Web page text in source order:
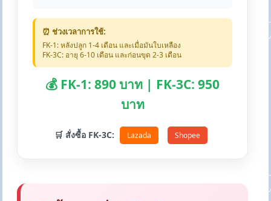
⏰ ช่วงเวลาการใช้:
FK-1: หลังปลูก 1-4 เดือน และเมื่อมันใบเหลือง
FK-3C: อายุ 6-10 เดือน และก่อนขุด 2-3 เดือน
💰 FK-1: 890 บาท | FK-3C: 950
บาท
🛒 สั่งซื้อ FK-3C: Lazada Shopee